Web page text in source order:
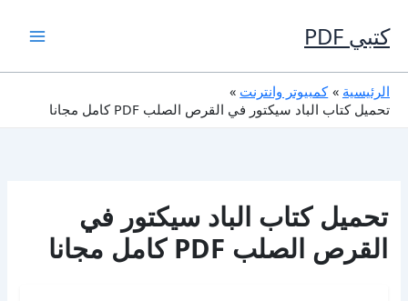
إلى
المحتوى
كتبي PDF
الرئيسية
كمبيوتر وانترنت
تحميل كتاب الباد سيكتور في القرص الصلب PDF كامل مجانا
تحميل كتاب الباد سيكتور في
القرص الصلب PDF كامل مجانا